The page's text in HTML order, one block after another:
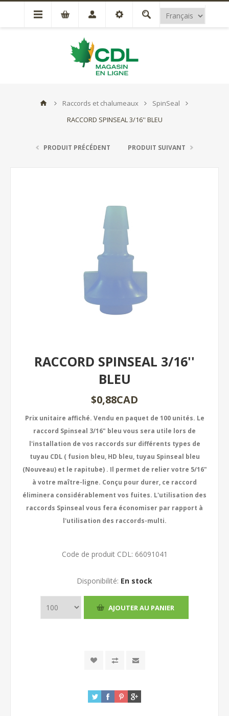
Raccords et chalumeaux
SpinSeal
RACCORD SPINSEAL 3/16'' BLEU
PRODUIT PRÉCÉDENT PRODUIT SUIVANT
RACCORD SPINSEAL 3/16''
BLEU
$0,88CAD
Prix unitaire affiché. Vendu en paquet de 100 unités. Le
raccord Spinseal 3/16" bleu vous sera utile lors de
l'installation de vos raccords sur différents types de
tuyau CDL ( fusion bleu, HD bleu, tuyau Spinseal bleu
(Nouveau) et le rapitube) . Il permet de relier votre 5/16"
à votre maître-ligne. Conçu pour durer, ce raccord
éliminera considérablement vos fuites. L'utilisation des
raccords Spinseal vous fera économiser par rapport à
l'utilisation des raccords-multi.
Code de produit CDL: 66091041
Disponibilité: En stock